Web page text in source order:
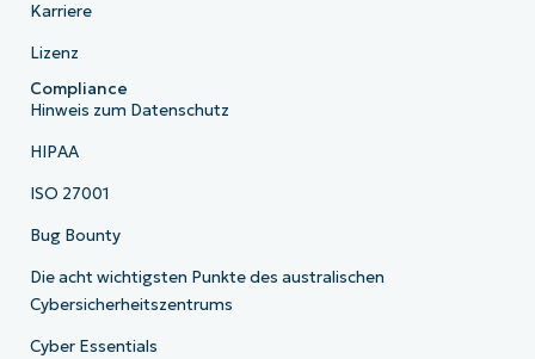
Karriere
Lizenz
Compliance
Hinweis zum Datenschutz
HIPAA
ISO 27001
Bug Bounty
Die acht wichtigsten Punkte des australischen
Cybersicherheitszentrums
Cyber Essentials